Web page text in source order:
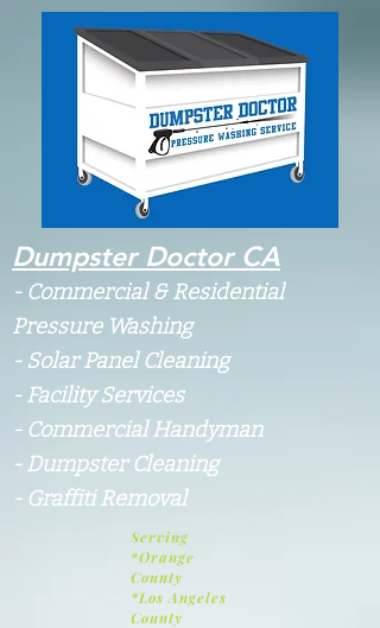
Dumpster Doctor CA
- Commercial & Residential
Pressure Washing
- Solar Panel Cleaning
- Facility Services
- Commercial Handyman
- Dumpster Cleaning
- Graffiti Removal
Serving
*Orange
County
*Los Angeles
County